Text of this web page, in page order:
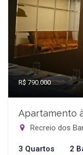
R$ 790.000
Apartamento
Recreio dos
3 Quartos 2